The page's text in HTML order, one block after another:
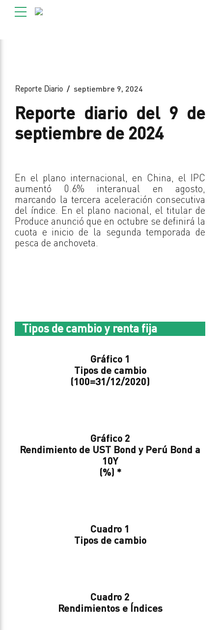
Reporte Diario septiembre 9, 2024
Reporte diario del 9 de
septiembre de 2024
En el plano internacional, en China, el IPC
aumentó 0.6% interanual en agosto,
marcando la tercera aceleración consecutiva
del índice. En el plano nacional, el titular de
Produce anunció que en octubre se definirá la
cuota e inicio de la segunda temporada de
pesca de anchoveta.
Tipos de cambio y renta fija
Gráfico 1
Tipos de cambio
(100=31/12/2020)
Gráfico 2
Rendimiento de UST Bond y Perú Bond a
10Y
(%) *
Cuadro 1
Tipos de cambio
Cuadro 2
Rendimientos e Índices